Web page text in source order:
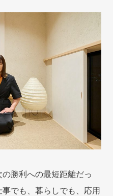
勝利への最短距離だっ
でも、暮らしでも、応用